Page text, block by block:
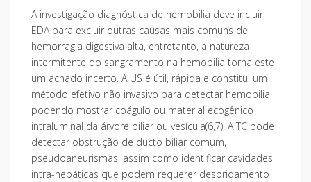
A investigação diagnóstica de hemobilia deve incluir
EDA para excluir outras causas mais comuns de
hemorragia digestiva alta, entretanto, a natureza
intermitente do sangramento na hemobilia torna este
um achado incerto. A US é útil, rápida e constitui um
método efetivo não invasivo para detectar hemobilia,
podendo mostrar coágulo ou material ecogênico
intraluminal da árvore biliar ou vesícula(6,7). A TC pode
detectar obstrução de ducto biliar comum,
pseudoaneurismas, assim como identificar cavidades
intra-hepáticas que podem requerer desbridamento